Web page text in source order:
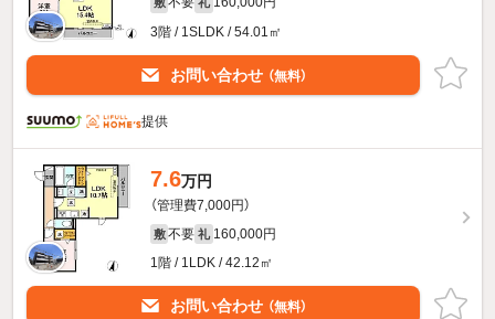
3階 / 1SLDK / 54.01㎡
お問い合わせ （無料）
提供
7.6万円
（管理費7,000円）
敷 不要 礼 160,000円
1階 / 1LDK / 42.12㎡
お問い合わせ （無料）